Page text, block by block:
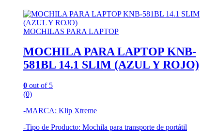
MOCHILAS PARA LAPTOP
MOCHILA PARA LAPTOP KNB-
581BL 14.1 SLIM (AZUL Y ROJO)
0 out of 5
(0)
-MARCA: Klip Xtreme
-Tipo de Producto: Mochila para transporte de portátil